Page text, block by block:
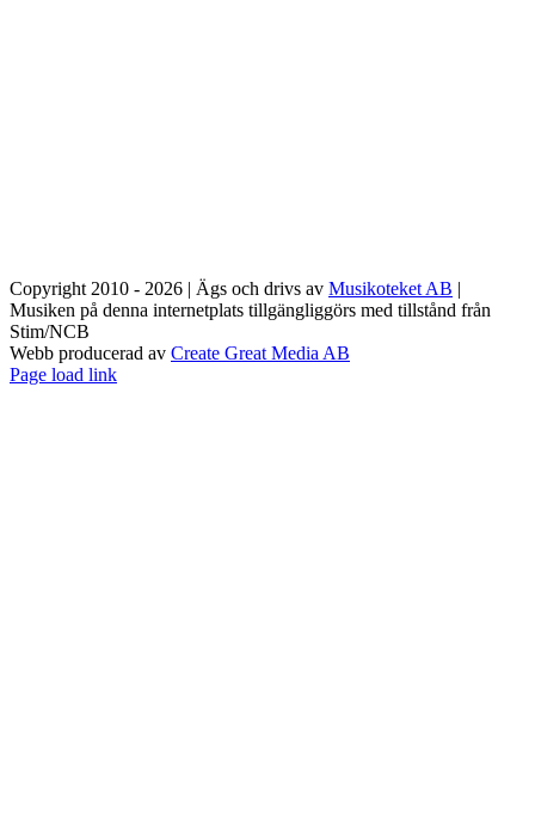
Copyright 2010 - 2026 | Ägs och drivs av Musikoteket AB |
Musiken på denna internetplats tillgängliggörs med tillstånd från
Stim/NCB
Webb producerad av Create Great Media AB
Facebook
Instagram
Page load link